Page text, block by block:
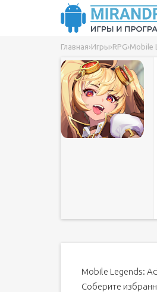
Главная›Игры›RPG›Mobile
Mobile Legends:
Соберите